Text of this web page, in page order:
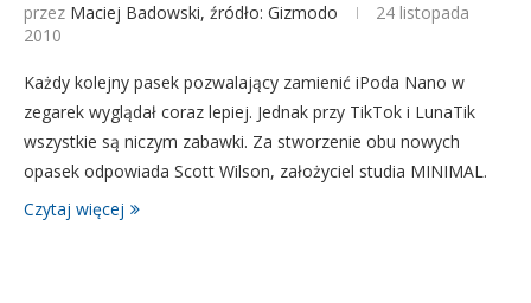
przez Maciej Badowski, źródło: Gizmodo
24 listopada
2010
Każdy kolejny pasek pozwalający zamienić iPoda Nano w
zegarek wyglądał coraz lepiej. Jednak przy TikTok i LunaTik
wszystkie są niczym zabawki. Za stworzenie obu nowych
opasek odpowiada Scott Wilson, założyciel studia MINIMAL.
Czytaj więcej